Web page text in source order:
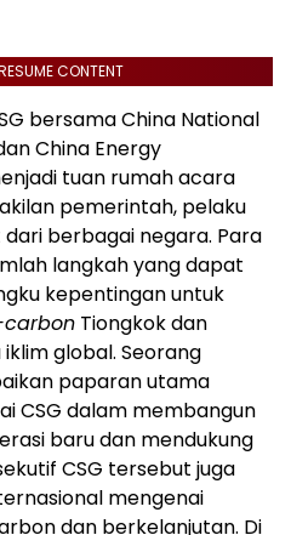
CONTENT
bersama China National
China Energy
tuan rumah acara
pemerintah, pelaku
berbagai negara. Para
langkah yang dapat
kepentingan untuk
Tiongkok dan
global. Seorang
paparan utama
CSG dalam membangun
baru dan mendukung
CSG tersebut juga
mengenai
dan berkelanjutan. Di